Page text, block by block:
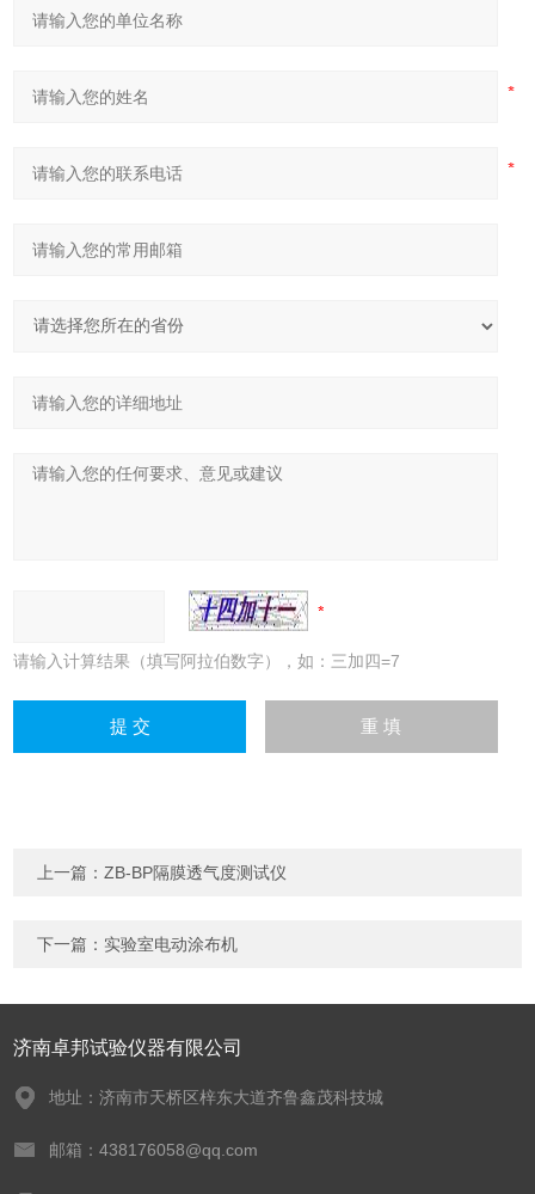
请输入计算结果（填写阿拉伯数字），如：三加四=7
上一篇：ZB-BP隔膜透气度测试仪
下一篇： 实验室电动涂布机
济南卓邦试验仪器有限公司
地址：济南市天桥区梓东大道齐鲁鑫茂科技城
邮箱：438176058@qq.com